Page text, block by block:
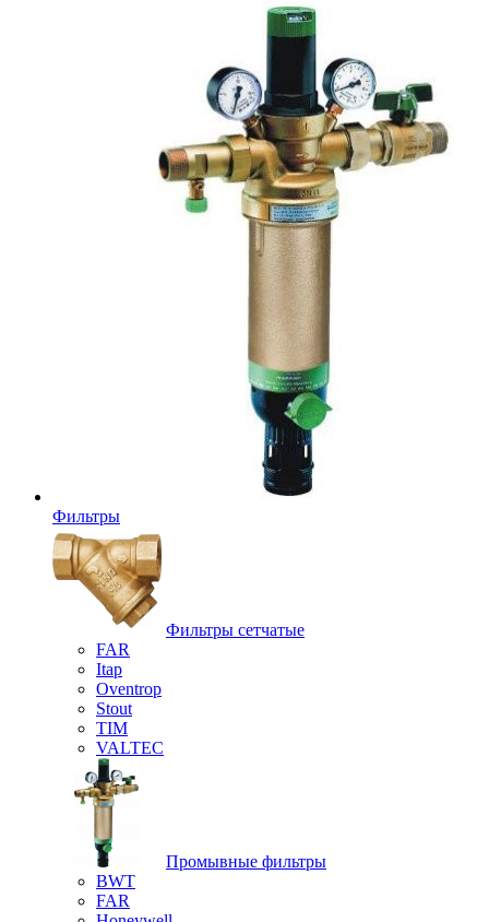
Фильтры
Фильтры сетчатые
FAR
Itap
Oventrop
Stout
TIM
VALTEC
Промывные фильтры
BWT
FAR